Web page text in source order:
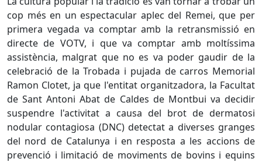
cop més en un espectacular aplec del Remei, que per
primera vegada va comptar amb la retransmissió en
directe de VOTV, i que va comptar amb moltíssima
assistència, malgrat que no es va poder gaudir de la
celebració de la Trobada i pujada de carros Memorial
Ramon Clotet, ja que l'entitat organitzadora, la Facultat
de Sant Antoni Abat de Caldes de Montbui va decidir
suspendre l'activitat a causa del brot de dermatosi
nodular contagiosa (DNC) detectat a diverses granges
del nord de Catalunya i en resposta a les accions de
prevenció i limitació de moviments de bovins i equins